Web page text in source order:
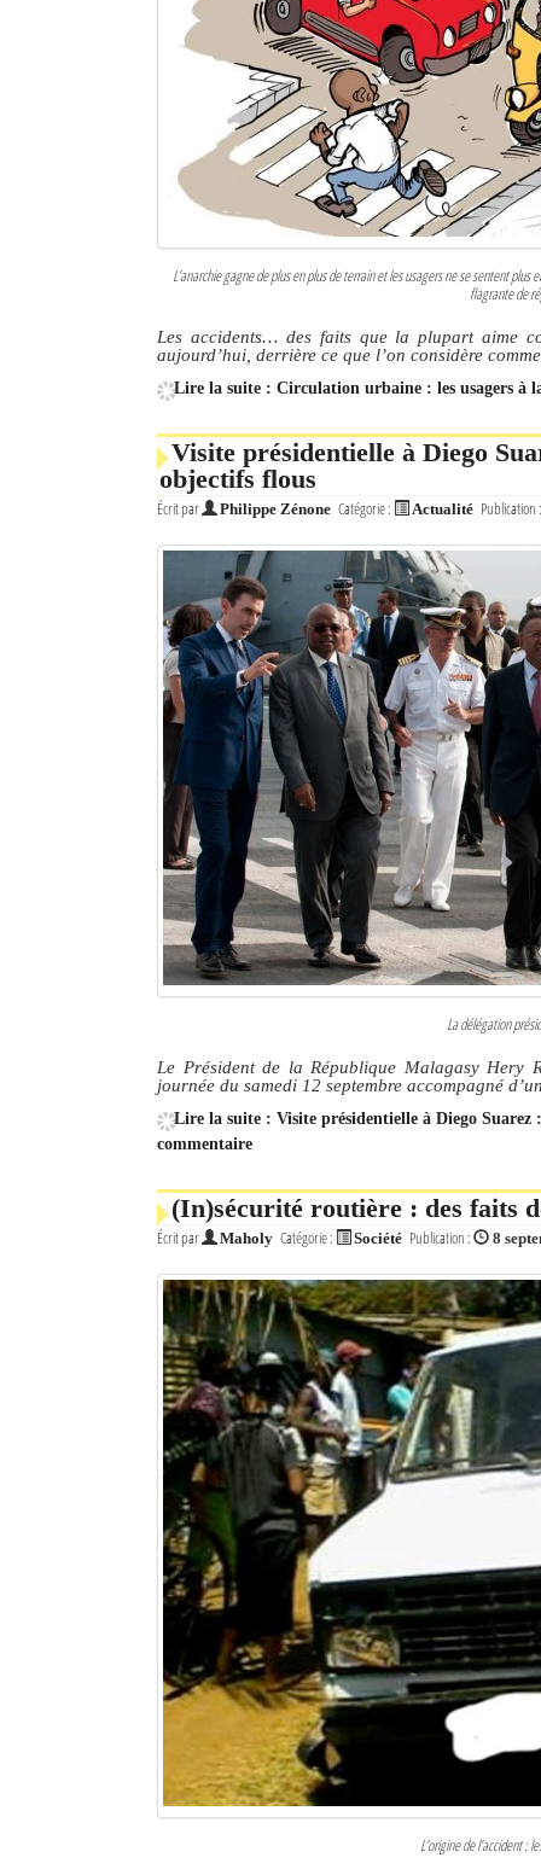
L’anarchie gagne de plus en plus de terrain et les usagers ne se sentent
flagrante de
Les accidents… des faits que la plupart aime
aujourd’hui, derrière ce que l’on considère
Lire la suite : Circulation urbaine : les usagers à
Visite présidentielle à Diego
objectifs flous
Écrit par Philippe Zénone Catégorie : Actualité
La délégation
Le Président de la République Malagasy Hery
journée du samedi 12 septembre accompagné
Lire la suite : Visite présidentielle à Diego
commentaire
(In)sécurité routière : des faits
Écrit par Maholy Catégorie : Société Publication : 8
L’origine de l’accident :